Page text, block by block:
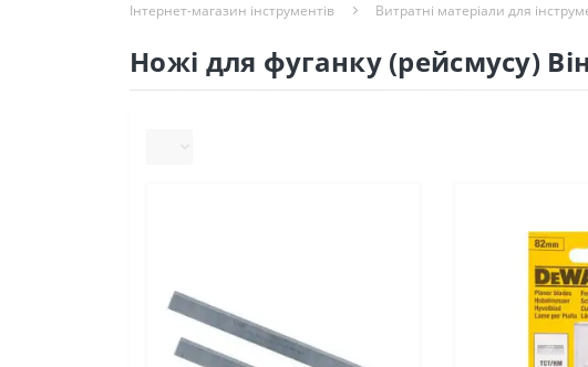
Інтернет-магазин інструментів Витратні матеріали для
Ножі для фуганку (рейсмусу)